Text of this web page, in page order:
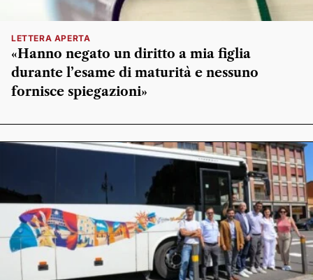
LETTERA APERTA
«Hanno negato un diritto a mia figlia
durante l’esame di maturità e nessuno
fornisce spiegazioni»